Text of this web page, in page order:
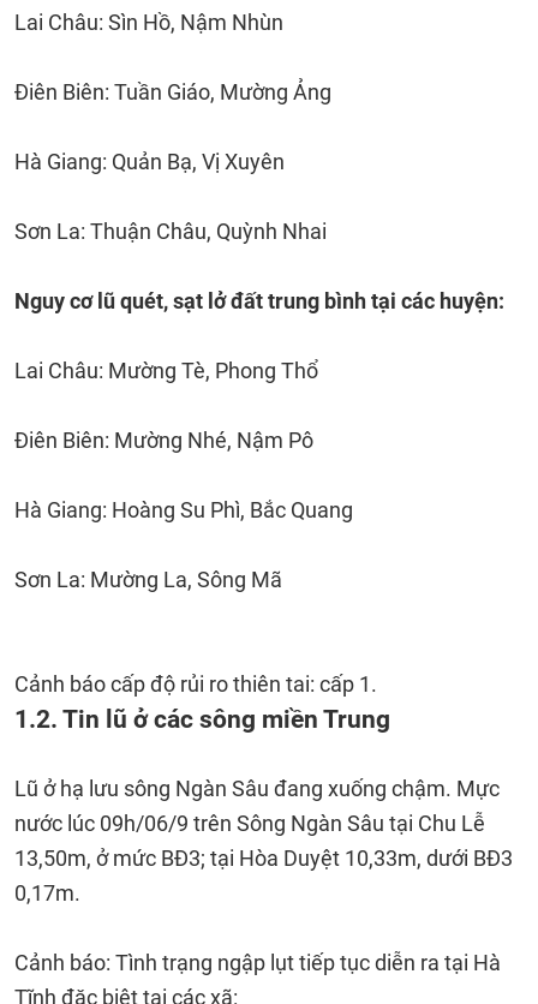
Lai Châu: Sìn Hồ, Nậm Nhùn
Điên Biên: Tuần Giáo, Mường Ảng
Hà Giang: Quản Bạ, Vị Xuyên
Sơn La: Thuận Châu, Quỳnh Nhai
Nguy cơ lũ quét, sạt lở đất trung bình tại các huyện:
Lai Châu: Mường Tè, Phong Thổ
Điên Biên: Mường Nhé, Nậm Pô
Hà Giang: Hoàng Su Phì, Bắc Quang
Sơn La: Mường La, Sông Mã
Cảnh báo cấp độ rủi ro thiên tai: cấp 1.
1.2. Tin lũ ở các sông miền Trung
Lũ ở hạ lưu sông Ngàn Sâu đang xuống chậm. Mực
nước lúc 09h/06/9 trên Sông Ngàn Sâu tại Chu Lễ
13,50m, ở mức BĐ3; tại Hòa Duyệt 10,33m, dưới BĐ3
0,17m.
Cảnh báo: Tình trạng ngập lụt tiếp tục diễn ra tại Hà
Tĩnh đặc biệt tại các xã: